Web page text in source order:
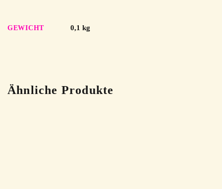
GEWICHT 0,1 kg
Ähnliche Produkte